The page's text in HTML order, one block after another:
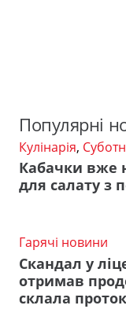
Популярні
Кулінарія,
Кабачки вже
для салату з
Гарячі новини
Скандал у
отримав
склала